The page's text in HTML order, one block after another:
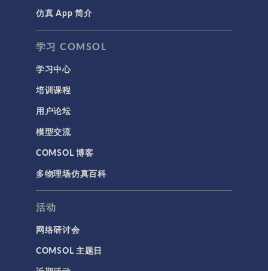
声学与振动
岩土力学
材料模型
结构力学
结构动力学
API
代理模型
仿真 App
基于方程建模
安装与许可证管理
仿真 App 简介
学习 COMSOL
学习中心
培训课程
用户论坛
模型交流
COMSOL 博客
多物理场仿真百科
活动
网络研讨会
COMSOL 主题日